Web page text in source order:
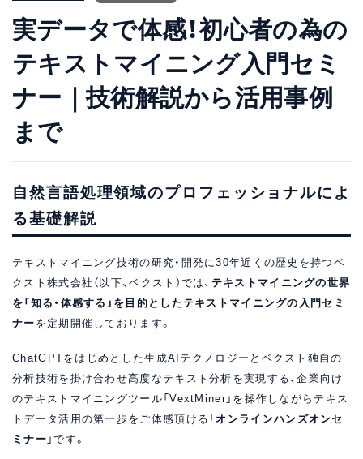
実データで体感！初心者の為の
テキストマイニング入門セミ
ナー｜技術解説から活用事例
まで
自然言語処理領域のプロフェッショナルによ
る基礎解説
テキストマイニング技術の研究・開発に30年近くの歴史を持つベ
クスト株式会社（以下、ベクスト）では、 テキストマイニングの世界
を「知る・体感する」を目的としたテキストマイニングの入門セミ
ナーを定期開催しております。
ChatGPTをはじめとした生成AIテクノロジーとベクスト独自の
分析技術を掛け合わせ高度なテキスト分析を実現する、企業向け
のテキストマイニングツール「VextMiner」を操作しながらテキス
トデータ活用の第一歩をご体感頂ける「オンラインハンズオンセ
ミナー 」です。